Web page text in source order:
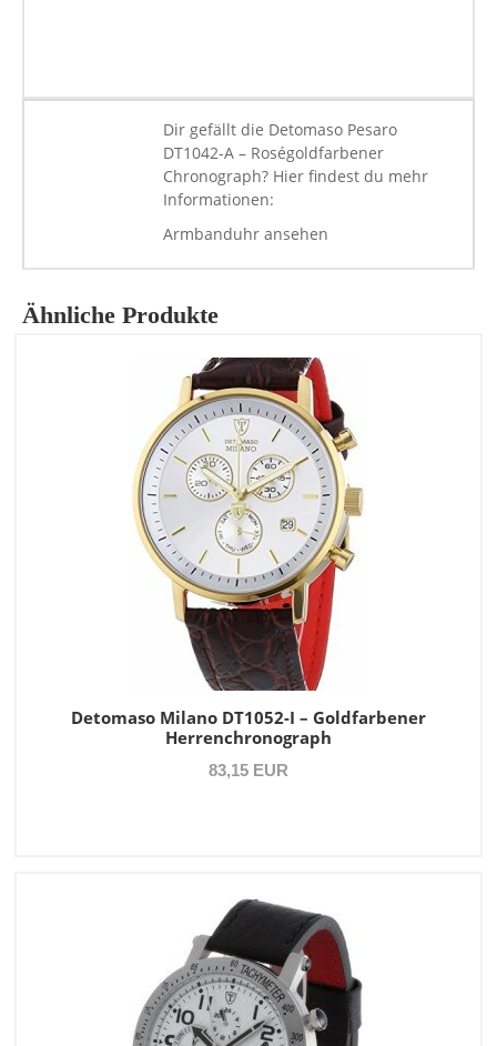
Dir gefällt die Detomaso Pesaro
DT1042-A – Roségoldfarbener
Chronograph? Hier findest du mehr
Informationen:
Armbanduhr ansehen
Ähnliche Produkte
Detomaso Milano DT1052-I – Goldfarbener
Herrenchronograph
83,15 EUR